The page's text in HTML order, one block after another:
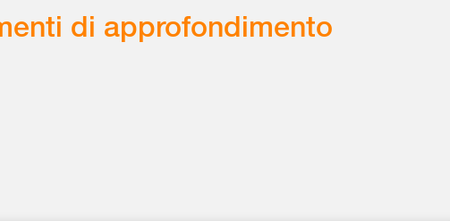
di approfondimento